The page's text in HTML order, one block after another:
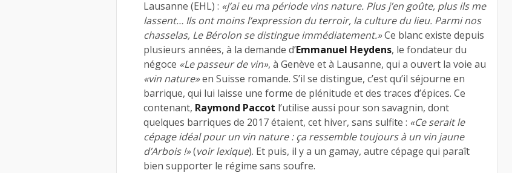
Lausanne (EHL) : «J’ai eu ma période vins nature. Plus j’en goûte, plus ils me
lassent… Ils ont moins l’expression du terroir, la culture du lieu. Parmi nos
chasselas, Le Bérolon se distingue immédiatement.»Ce blanc existe depuis
plusieurs années, à la demande d’Emmanuel Heydens, le fondateur du
négoce «Le passeur de vin», à Genève et à Lausanne, qui a ouvert la voie au
«vin nature»en Suisse romande. S’il se distingue, c’est qu’il séjourne en
barrique, qui lui laisse une forme de plénitude et des traces d’épices. Ce
contenant, Raymond Paccot l’utilise aussi pour son savagnin, dont
quelques barriques de 2017 étaient, cet hiver, sans sulfite : «Ce serait le
cépage idéal pour un vin nature : ça ressemble toujours à un vin jaune
d’Arbois !»(voir lexique). Et puis, il y a un gamay, autre cépage qui paraît
bien supporter le régime sans soufre.